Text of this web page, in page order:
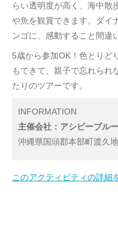
らい透明度が高く、海中散
や魚を観賞できます。ダイ
ンゴに、感動すること間違
5歳から参加OK！色とりど
もできて、親子で忘れられ
たりのツアーです。
INFORMATION
主催会社：アシビーブルー
沖縄県国頭郡本部町渡久
このアクティビティの詳細